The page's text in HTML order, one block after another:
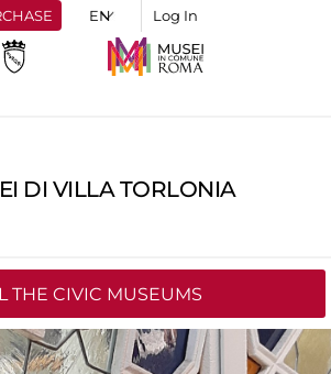
Log In
DI VILLA TORLONIA
THE CIVIC MUSEUMS